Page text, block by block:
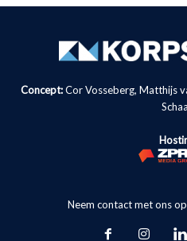
Concept:Cor Vosseberg, Matthijs
Neem contact met ons